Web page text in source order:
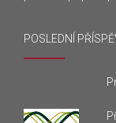
POSLEDNÍ